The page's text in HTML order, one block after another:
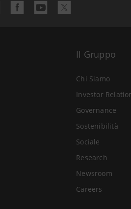
Il Gruppo
Chi Siamo
Investor
Governance
Sostenibilità
Sociale
Research
Newsroom
Careers